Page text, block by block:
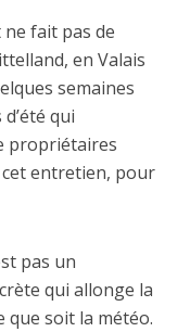
ne fait pas de
en Valais
semaines
qui
propriétaires
entretien, pour
pas un
qui allonge la
que soit la météo.